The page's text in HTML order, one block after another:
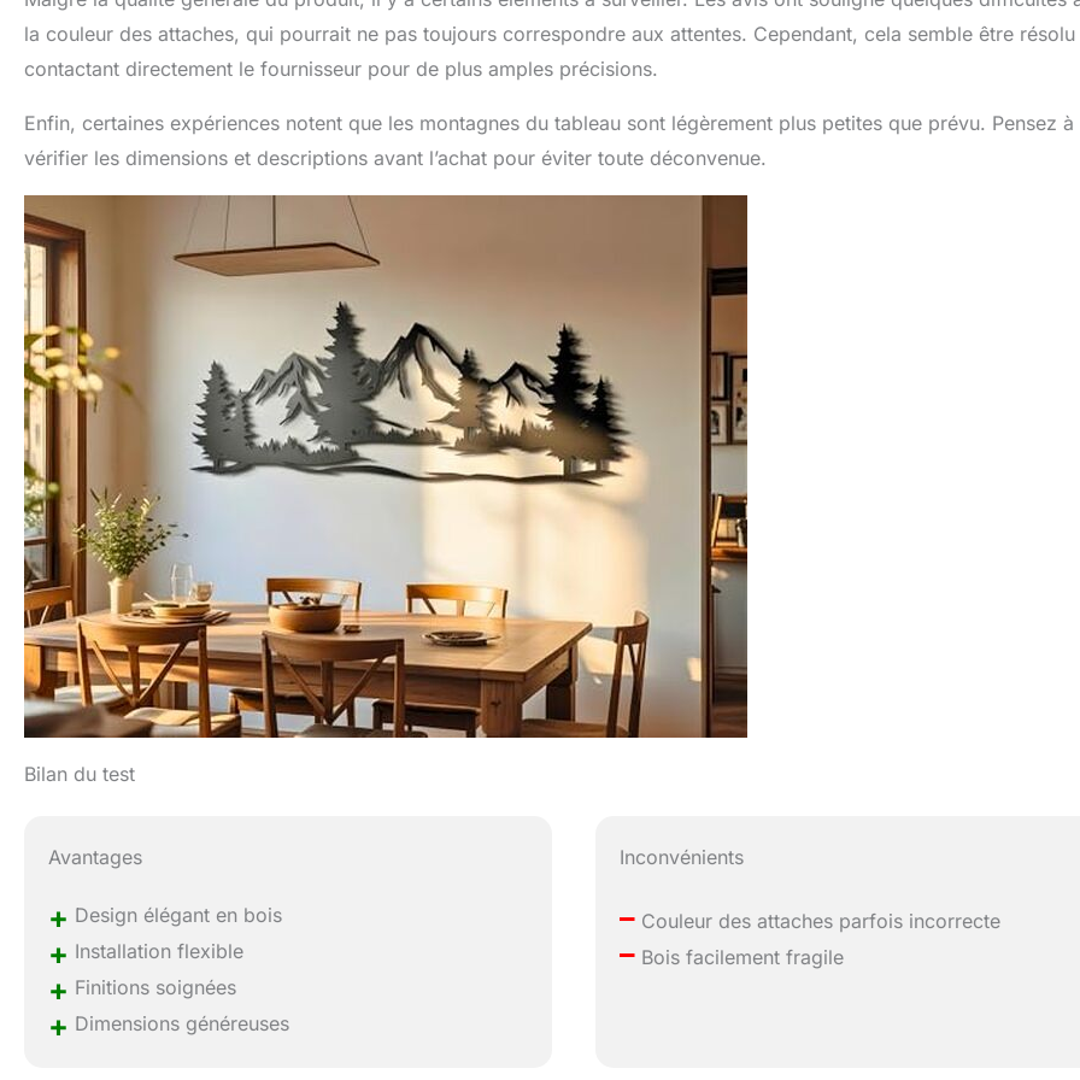
la couleur des attaches, qui pourrait ne pas toujours correspondre aux attentes. Cependant, cela semble être résolu
contactant directement le fournisseur pour de plus amples précisions.
Enfin, certaines expériences notent que les montagnes du tableau sont légèrement plus petites que prévu. Pensez à
vérifier les dimensions et descriptions avant l’achat pour éviter toute déconvenue.
Bilan du test
Avantages
+ Design élégant en bois
+ Installation flexible
+ Finitions soignées
+ Dimensions généreuses
Inconvénients
– Couleur des attaches parfois incorrecte
– Bois facilement fragile